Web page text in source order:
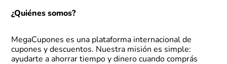
¿Quiénes somos?
MegaCupones es una plataforma internacional de
cupones y descuentos. Nuestra misión es simple:
ayudarte a ahorrar tiempo y dinero cuando comprás